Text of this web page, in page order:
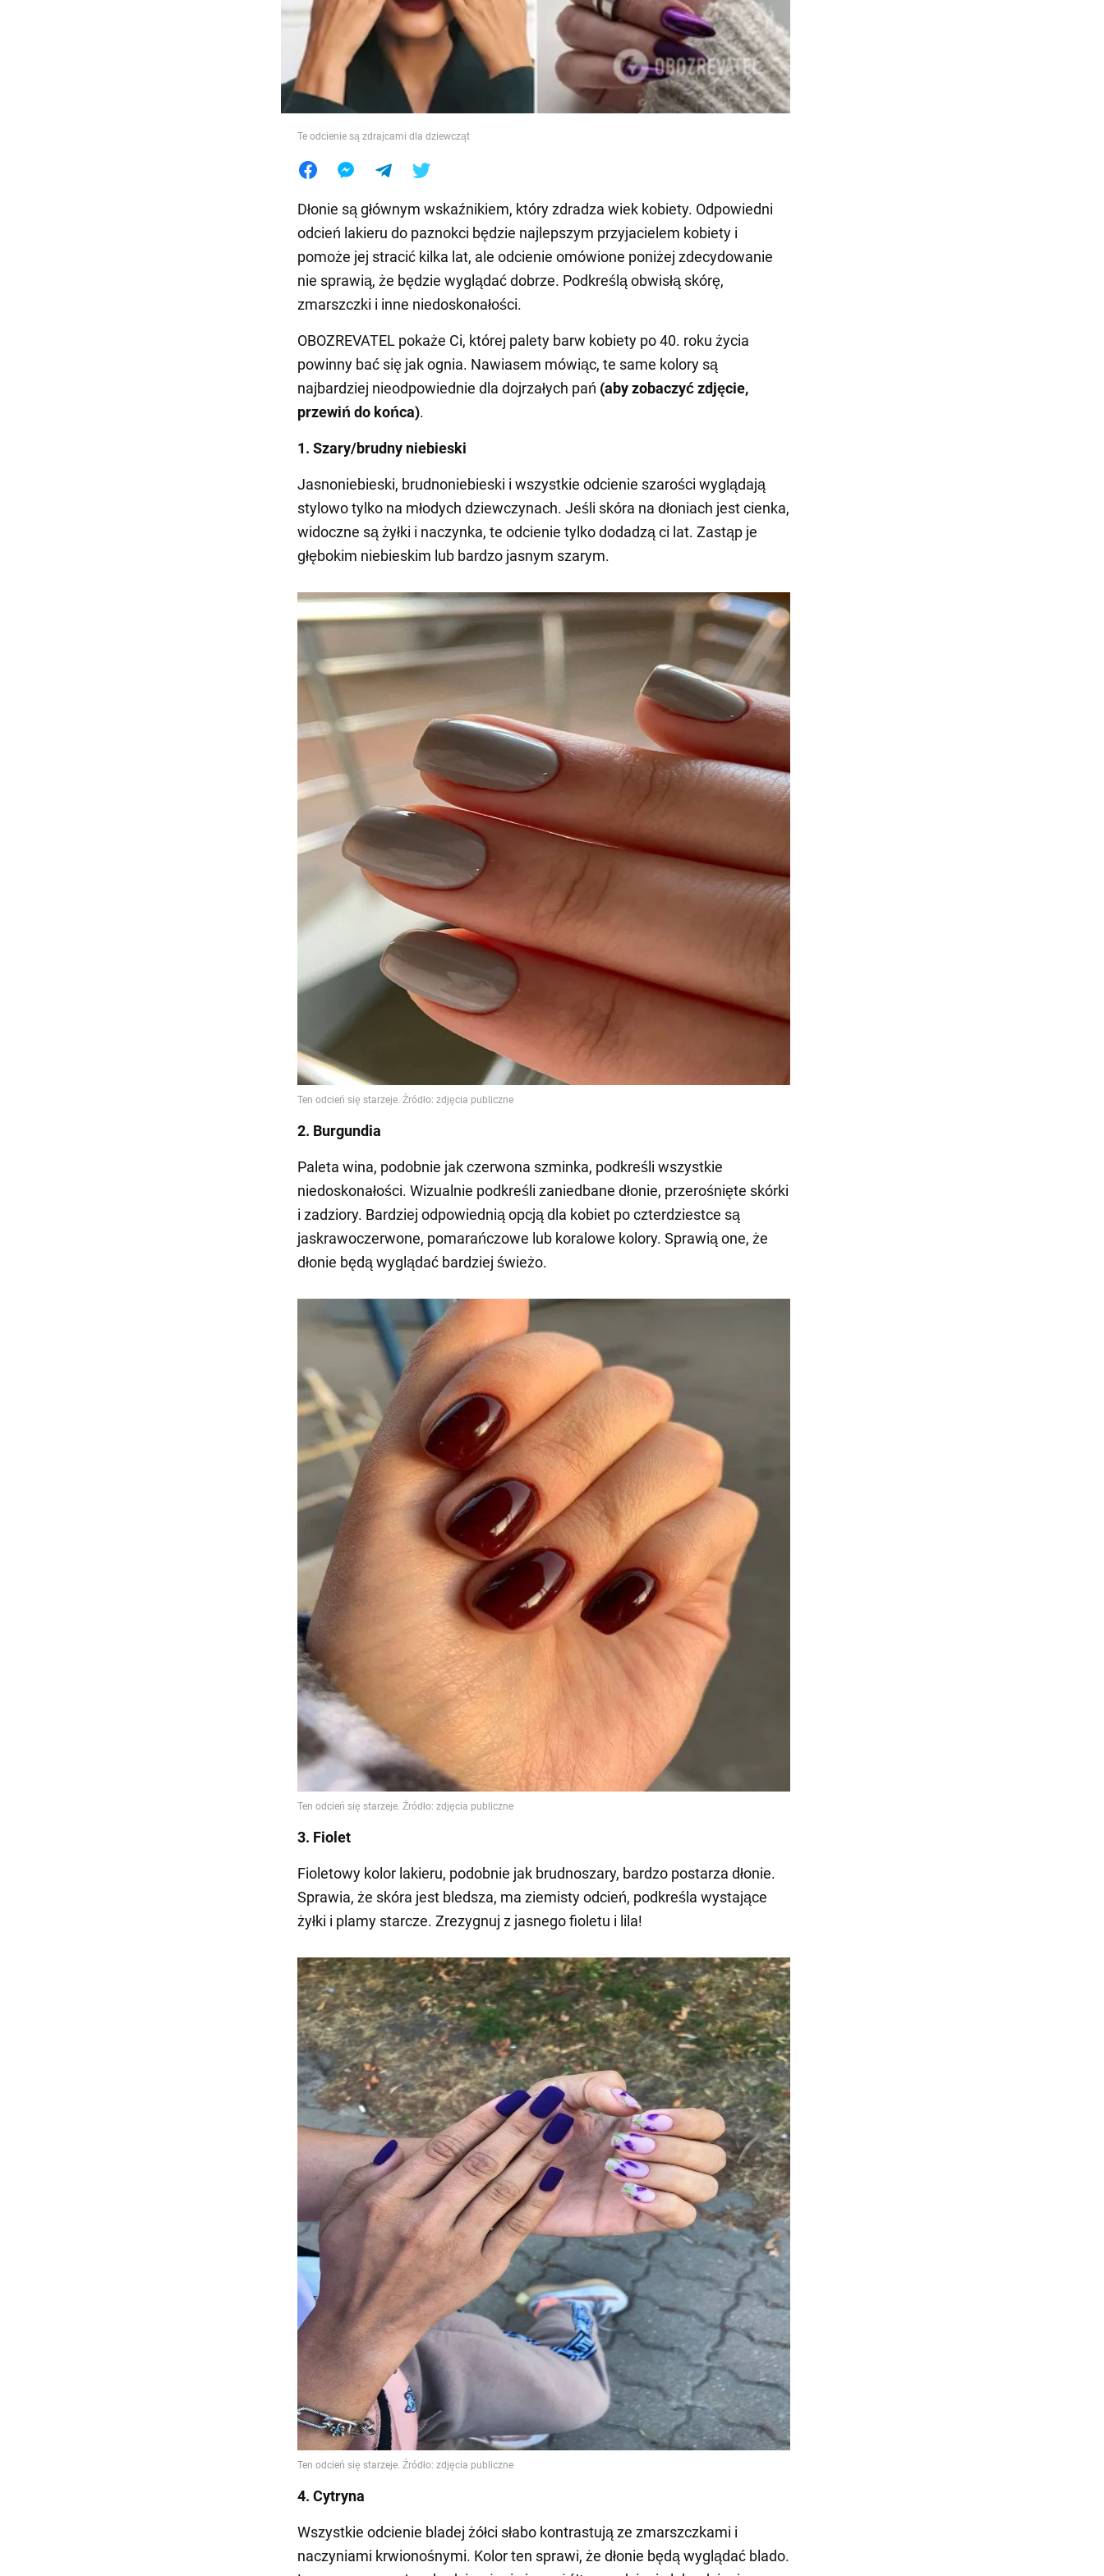
Jedzenie
Te odcienie są zdrajcami dla dziewcząt
Dłonie są głównym wskaźnikiem, który zdradza wiek kobiety. Odpowiedni
odcień lakieru do paznokci będzie najlepszym przyjacielem kobiety i
pomoże jej stracić kilka lat, ale odcienie omówione poniżej zdecydowanie
nie sprawią, że będzie wyglądać dobrze. Podkreślą obwisłą skórę,
zmarszczki i inne niedoskonałości.
OBOZREVATEL pokaże Ci, której palety barw kobiety po 40. roku życia
powinny bać się jak ognia. Nawiasem mówiąc, te same kolory są
najbardziej nieodpowiednie dla dojrzałych pań (aby zobaczyć zdjęcie,
przewiń do końca).
1. Szary/brudny niebieski
Jasnoniebieski, brudnoniebieski i wszystkie odcienie szarości wyglądają
stylowo tylko na młodych dziewczynach. Jeśli skóra na dłoniach jest cienka,
widoczne są żyłki i naczynka, te odcienie tylko dodadzą ci lat. Zastąp je
głębokim niebieskim lub bardzo jasnym szarym.
2. Burgundia
Paleta wina, podobnie jak czerwona szminka, podkreśli wszystkie
niedoskonałości. Wizualnie podkreśli zaniedbane dłonie, przerośnięte skórki
i zadziory. Bardziej odpowiednią opcją dla kobiet po czterdziestce są
jaskrawoczerwone, pomarańczowe lub koralowe kolory. Sprawią one, że
dłonie będą wyglądać bardziej świeżo.
3. Fiolet
Fioletowy kolor lakieru, podobnie jak brudnoszary, bardzo postarza dłonie.
Sprawia, że skóra jest bledsza, ma ziemisty odcień, podkreśla wystające
żyłki i plamy starcze. Zrezygnuj z jasnego fioletu i lila!
4. Cytryna
Wszystkie odcienie bladej żółci słabo kontrastują ze zmarszczkami i
naczyniami krwionośnymi. Kolor ten sprawi, że dłonie będą wyglądać blado.